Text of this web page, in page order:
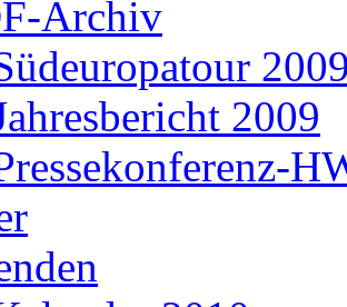
Archiv
2009